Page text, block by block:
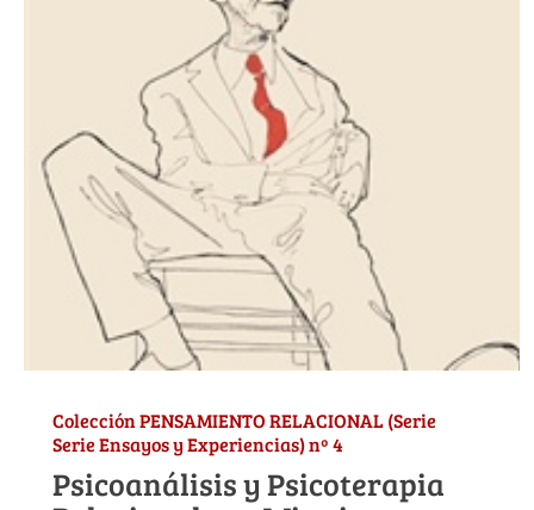
Colección PENSAMIENTO RELACIONAL (Serie
Serie Ensayos y Experiencias) nº 4
Psicoanálisis y Psicoterapia